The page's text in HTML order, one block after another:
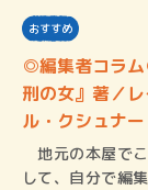
おすすめ
◎編集者コラ
刑の女』著／レ
ル・クシュナ
田真…
地元の本屋で
して、自分で編